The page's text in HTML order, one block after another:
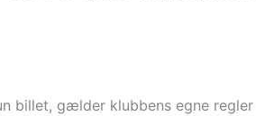
billet, gælder klubbens egne